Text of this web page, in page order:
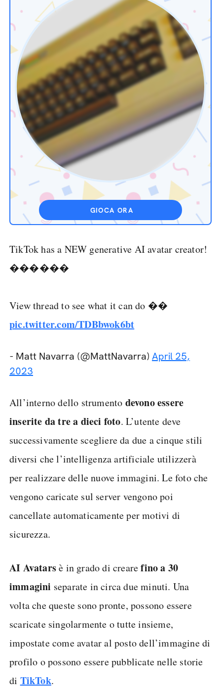
GIOCA ORA
TikTok has a NEW generative AI avatar creator!
������
View thread to see what it can do ��
pic.twitter.com/TDBbwok6bt
- Matt Navarra (@MattNavarra) April 25,
2023
All’interno dello strumento devono essere
inserite da tre a dieci foto. L’utente deve
successivamente scegliere da due a cinque stili
diversi che l’intelligenza artificiale utilizzerà
per realizzare delle nuove immagini. Le foto che
vengono caricate sul server vengono poi
cancellate automaticamente per motivi di
sicurezza.
AI Avatarsè in grado di crearefino a 30
immagini separate in circa due minuti. Una
volta che queste sono pronte, possono essere
scaricate singolarmente o tutte insieme,
impostate come avatar al posto dell’immagine di
profilo o possono essere pubblicate nelle storie
di TikTok.